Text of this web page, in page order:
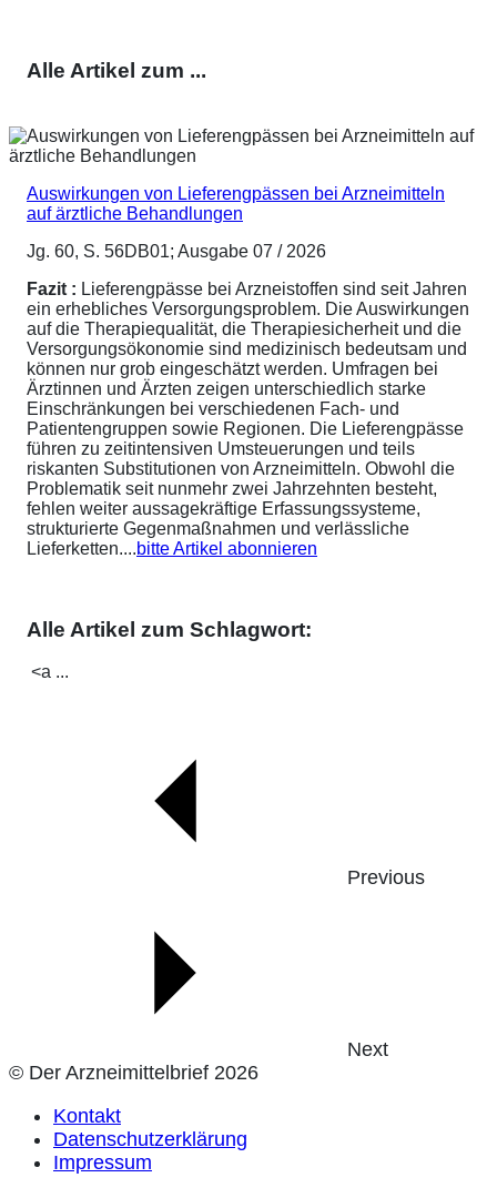
Alle Artikel zum ...
Auswirkungen von Lieferengpässen bei Arzneimitteln
auf ärztliche Behandlungen
Jg. 60, S. 56DB01; Ausgabe 07 / 2026
Fazit : Lieferengpässe bei Arzneistoffen sind seit Jahren
ein erhebliches Versorgungsproblem. Die Auswirkungen
auf die Therapiequalität, die Therapiesicherheit und die
Versorgungsökonomie sind medizinisch bedeutsam und
können nur grob eingeschätzt werden. Umfragen bei
Ärztinnen und Ärzten zeigen unterschiedlich starke
Einschränkungen bei verschiedenen Fach- und
Patientengruppen sowie Regionen. Die Lieferengpässe
führen zu zeitintensiven Umsteuerungen und teils
riskanten Substitutionen von Arzneimitteln. Obwohl die
Problematik seit nunmehr zwei Jahrzehnten besteht,
fehlen weiter aussagekräftige Erfassungssysteme,
strukturierte Gegenmaßnahmen und verlässliche
Lieferketten....bitte Artikel abonnieren
Alle Artikel zum Schlagwort:
<a ...
Previous
Next
© Der Arzneimittelbrief 2026
Kontakt
Datenschutzerklärung
Impressum